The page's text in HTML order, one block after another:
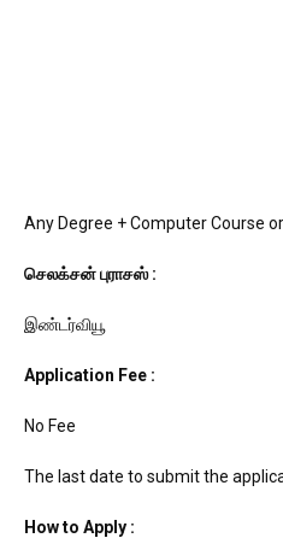
Any Degree + Computer Course
செலக்சன் புராசஸ் :
இண்டர்வியூ
Application Fee :
No Fee
The last date to submit the
How to Apply :